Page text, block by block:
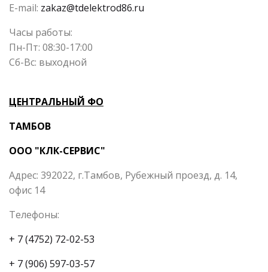
E-mail: zakaz@tdelektrod86.ru
Часы работы:
Пн-Пт: 08:30-17:00
Сб-Вс: выходной
ЦЕНТРАЛЬНЫЙ ФО
ТАМБОВ
ООО "КЛК-СЕРВИС"
Адрес: 392022, г.Тамбов, Рубежный проезд, д. 14,
офис 14
Телефоны:
+ 7 (4752) 72-02-53
+ 7 (906) 597-03-57